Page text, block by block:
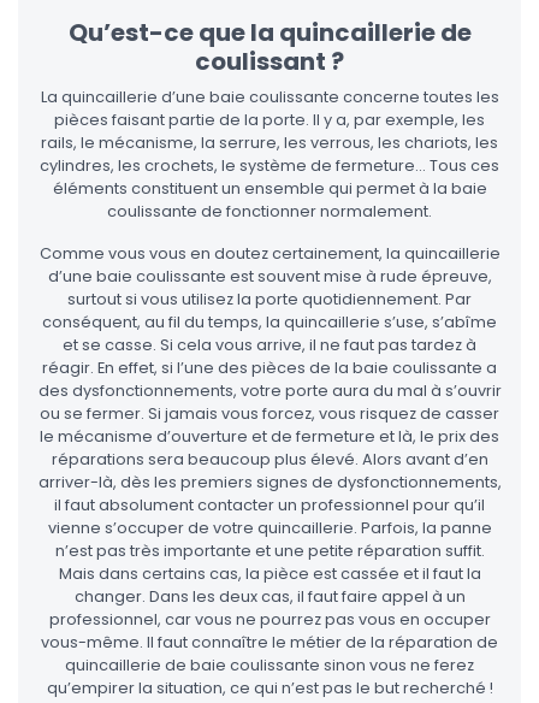
Qu’est-ce que la quincaillerie de
coulissant ?
La quincaillerie d’une baie coulissante concerne toutes les
pièces faisant partie de la porte. Il y a, par exemple, les
rails, le mécanisme, la serrure, les verrous, les chariots, les
cylindres, les crochets, le système de fermeture… Tous ces
éléments constituent un ensemble qui permet à la baie
coulissante de fonctionner normalement.
Comme vous vous en doutez certainement, la quincaillerie
d’une baie coulissante est souvent mise à rude épreuve,
surtout si vous utilisez la porte quotidiennement. Par
conséquent, au fil du temps, la quincaillerie s’use, s’abîme
et se casse. Si cela vous arrive, il ne faut pas tardez à
réagir. En effet, si l’une des pièces de la baie coulissante a
des dysfonctionnements, votre porte aura du mal à s’ouvrir
ou se fermer. Si jamais vous forcez, vous risquez de casser
le mécanisme d’ouverture et de fermeture et là, le prix des
réparations sera beaucoup plus élevé. Alors avant d’en
arriver-là, dès les premiers signes de dysfonctionnements,
il faut absolument contacter un professionnel pour qu’il
vienne s’occuper de votre quincaillerie. Parfois, la panne
n’est pas très importante et une petite réparation suffit.
Mais dans certains cas, la pièce est cassée et il faut la
changer. Dans les deux cas, il faut faire appel à un
professionnel, car vous ne pourrez pas vous en occuper
vous-même. Il faut connaître le métier de la réparation de
quincaillerie de baie coulissante sinon vous ne ferez
qu’empirer la situation, ce qui n’est pas le but recherché !